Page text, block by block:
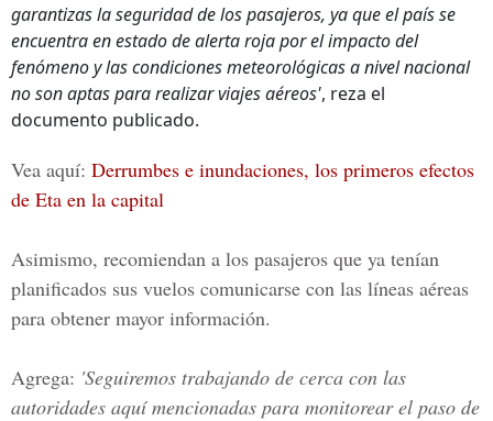
garantizas la seguridad de los pasajeros, ya que el país se
encuentra en estado de alerta roja por el impacto del
fenómeno y las condiciones meteorológicas a nivel nacional
no son aptas para realizar viajes aéreos', reza el
documento publicado.
Vea aquí: Derrumbes e inundaciones, los primeros efectos
de Eta en la capital
Asimismo, recomiendan a los pasajeros que ya tenían
planificados sus vuelos comunicarse con las líneas aéreas
para obtener mayor información.
Agrega: 'Seguiremos trabajando de cerca con las
autoridades aquí mencionadas para monitorear el paso de